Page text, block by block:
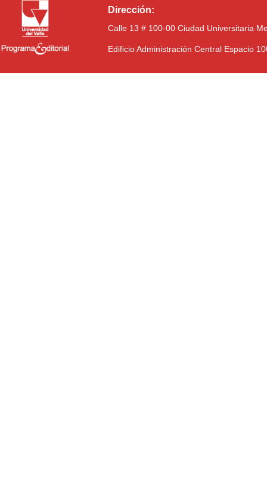
Dirección:
Calle 13 # 100-00 Ciudad Universitaria
Edificio Administración Central Espacio